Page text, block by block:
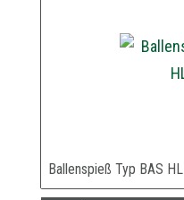
Ballenspieß Typ BAS HL